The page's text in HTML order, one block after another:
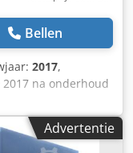
Bellen
2017,
2017 na onderhoud
(64 kW); bouwjaar:
motor; Draaiuren:
Netto prijs:
Advertentie